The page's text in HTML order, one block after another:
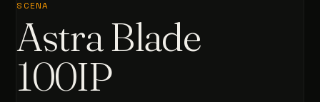
SCENA
Astra Blade
100IP